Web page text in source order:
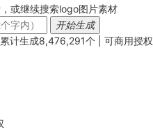
或继续搜索logo图片素材
开始生成
计生成8,476,291个 | 可商用授权